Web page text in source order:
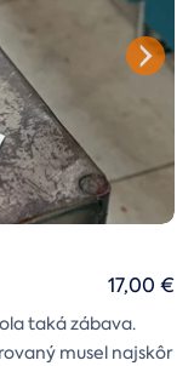
taká zábava.
musel najskôr
17,00 €